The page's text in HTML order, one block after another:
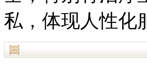
私，体现人性化